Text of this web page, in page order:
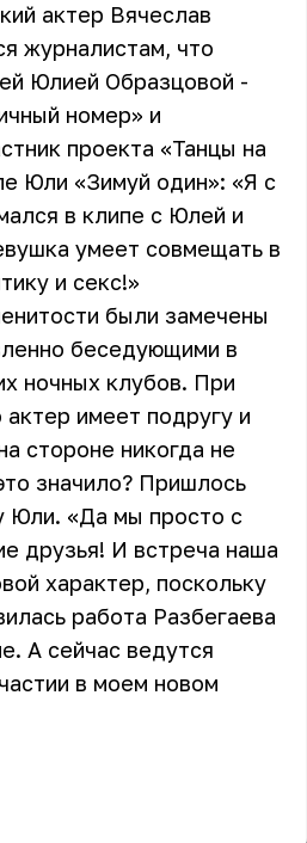
актер Вячеслав
журналистам, что
Юлией Образцовой -
номер» и
проекта «Танцы на
Юли «Зимуй один»: «Я с
в клипе с Юлей и
умеет совмещать в
и секс!»
были замечены
беседующими в
ночных клубов. При
имеет подругу и
стороне никогда не
значило? Пришлось
Юли. «Да мы просто с
друзья! И встреча наша
характер, поскольку
работа Разбегаева
А сейчас ведутся
в моем новом